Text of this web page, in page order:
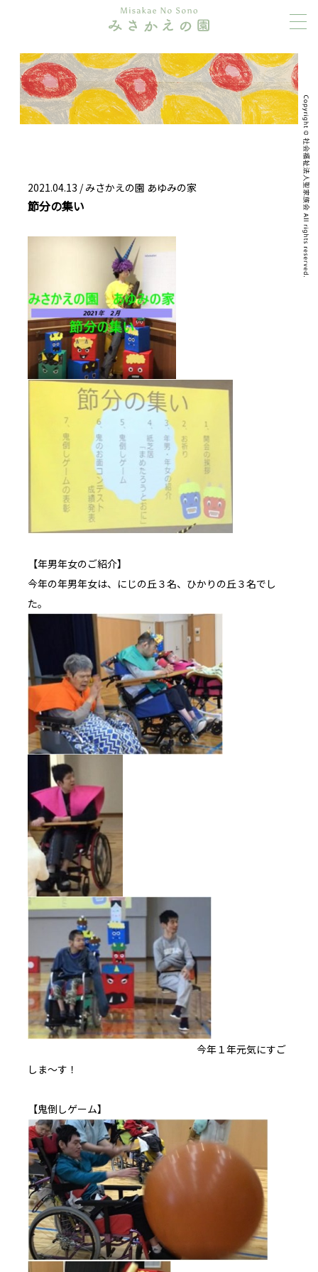
2021.04.13 /みさかえの園 あゆみの家
節分の集い
【年男年女のご紹介】
今年の年男年女は、にじの丘３名、ひかりの丘３名でし
た。
今年１年元気にすご
しま～す！
【鬼倒しゲーム】